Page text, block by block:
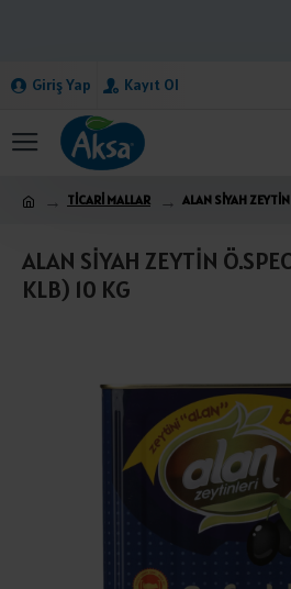
Giriş Yap Kayıt Ol
TİCARİ MALLAR ALAN SİYAH
ALAN SİYAH ZEYTİN
KLB) 10 KG